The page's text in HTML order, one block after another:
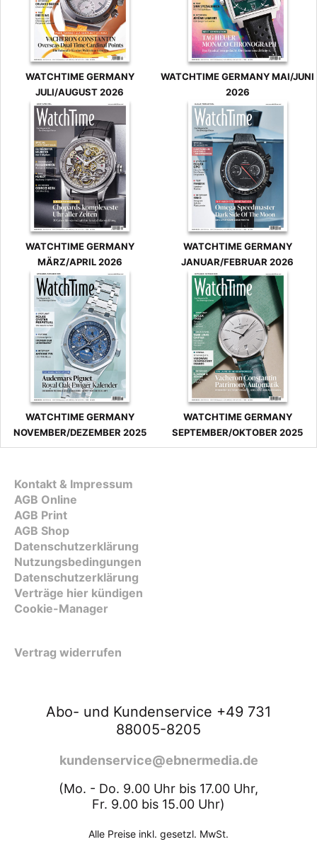
WATCHTIME GERMANY
JULI/AUGUST 2026
WATCHTIME GERMANY MAI/JUNI
2026
WATCHTIME GERMANY
MÄRZ/APRIL 2026
WATCHTIME GERMANY
JANUAR/FEBRUAR 2026
WATCHTIME GERMANY
NOVEMBER/DEZEMBER 2025
WATCHTIME GERMANY
SEPTEMBER/OKTOBER 2025
Kontakt & Impressum
AGB Online
AGB Print
AGB Shop
Datenschutzerklärung
Nutzungsbedingungen
Datenschutzerklärung
Verträge hier kündigen
Cookie-Manager
Vertrag widerrufen
Abo- und Kundenservice +49 731
88005-8205
kundenservice@ebnermedia.de
(Mo. - Do. 9.00 Uhr bis 17.00 Uhr,
Fr. 9.00 bis 15.00 Uhr)
Alle Preise inkl. gesetzl. MwSt.